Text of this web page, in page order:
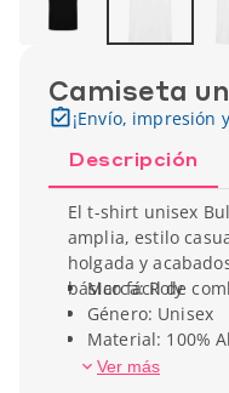
Camiseta
¡Envío, impresión
Descripción
El t-shirt unisex
amplia, estilo
holgada y
básico fácil de
Marca: Roly
Género: Unisex
Material: 100%
Ver más